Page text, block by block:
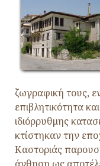
ζωγραφική τους,
επιβλητικότητα
ιδιόρρυθμης
κτίστηκαν την
Καστοριάς